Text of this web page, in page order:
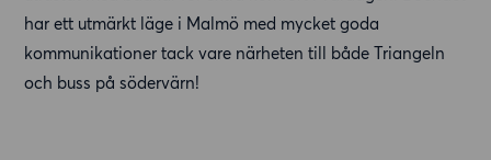
har ett utmärkt läge i Malmö med mycket goda
kommunikationer tack vare närheten till både Triangeln
och buss på södervärn!